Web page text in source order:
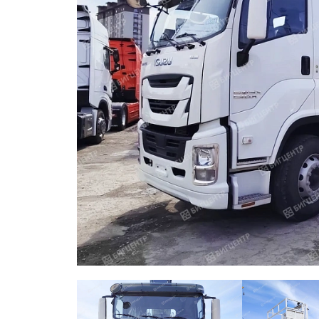
ОБОРУДОВАНИЕ
ЭЛЕКТРОСТАНЦИИ
ШИНЫ
ДВИГАТЕЛИ
КПП
КАБИНЫ
ЗАПЧАСТИ
ФИЛЬТРЫ
ГСМ